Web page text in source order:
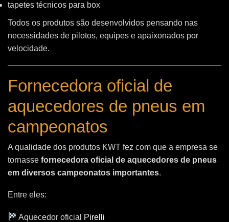
tapetes técnicos para box
Todos os produtos são desenvolvidos pensando nas
necessidades de pilotos, equipes e apaixonados por
velocidade.
Fornecedora oficial de
aquecedores de pneus em
campeonatos
A qualidade dos produtos KWT fez com que a empresa se
tornasse fornecedora oficial de aquecedores de pneus
em diversos campeonatos importantes.
Entre eles:
Aquecedor oficial
Pirelli